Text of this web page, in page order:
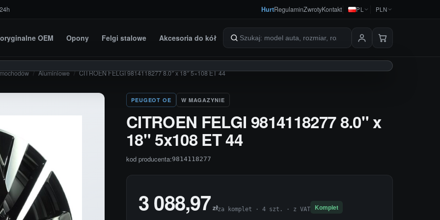
HurtRegulaminZwrotyKontakt PL PLN
OEM Opony Felgi stalowe Akcesoria do kół Szukaj produktów
/ Aluminiowe / CITROEN FELGI 9814118277 8.0″ x 18″ 5×108 ET 44
PEUGEOT OE W MAGAZYNIE
CITROEN FELGI 9814118277 8.0" x
18" 5x108 ET 44
kod producenta:9814118277
3 088,97 złza komplet · 4 szt. · z VAT Komplet